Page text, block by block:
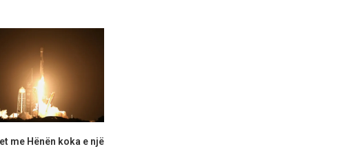
me Hënën koka e një